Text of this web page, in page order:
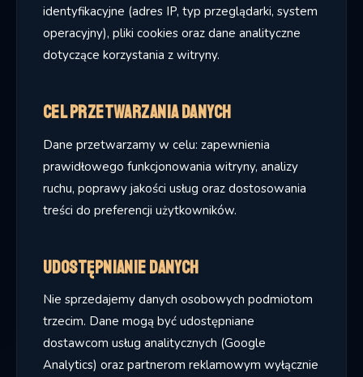
identyfikacyjne (adres IP, typ przeglądarki, system
operacyjny), pliki cookies oraz dane analityczne
dotyczące korzystania z witryny.
Cel przetwarzania danych
Dane przetwarzamy w celu: zapewnienia
prawidłowego funkcjonowania witryny, analizy
ruchu, poprawy jakości usług oraz dostosowania
treści do preferencji użytkowników.
Udostępnianie danych
Nie sprzedajemy danych osobowych podmiotom
trzecim. Dane mogą być udostępniane
dostawcom usług analitycznych (Google
Analytics) oraz partnerom reklamowym wyłącznie